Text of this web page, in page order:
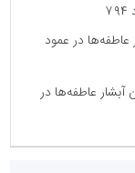
در عمود
عاطفه‌ها در